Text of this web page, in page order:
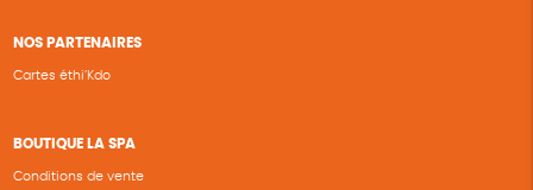
NOS PARTENAIRES
Cartes éthi’Kdo
BOUTIQUE LA SPA
Conditions de vente